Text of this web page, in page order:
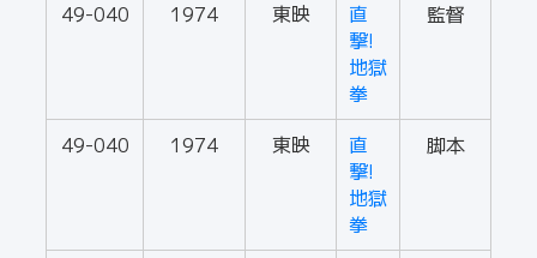
49-040 1974 東映
直
撃!
地獄
拳
監督
49-040 1974 東映
直
撃!
地獄
拳
脚本